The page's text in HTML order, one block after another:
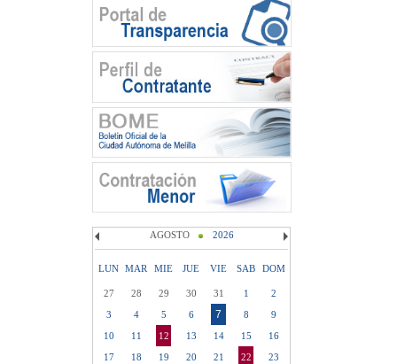
AGOSTO 2026
LUN MAR MIE JUE VIE SAB DOM
27 28 29 30 31 1
2
3
4 5 6 7 8
9
10
11 12 13 14 15
16
17
18 19 20 21 22
23